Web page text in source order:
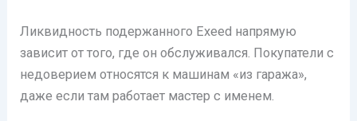
Ликвидность подержанного Exeed напрямую
зависит от того, где он обслуживался. Покупатели с
недоверием относятся к машинам «из гаража»,
даже если там работает мастер с именем.